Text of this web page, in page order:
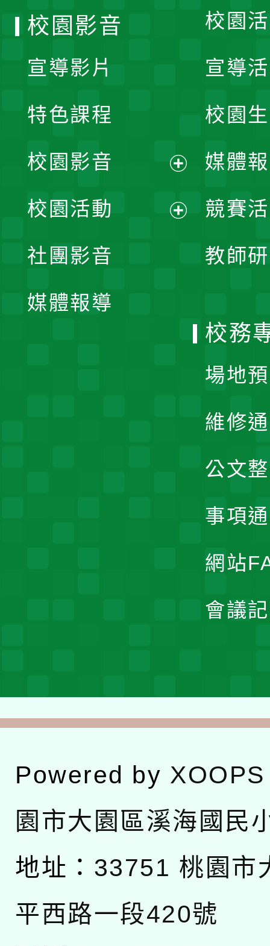
校園
宣導
校園
媒體
競賽
教師
校園影音
宣導影片
特色課程
校園影音
開
校園活動
社團影音
媒體報導
校務
場地
維修
公文
事項
網站
會議
Powered by XOOPS
園市大園區溪海國民
地址： 33751 桃園市
平西路一段420號